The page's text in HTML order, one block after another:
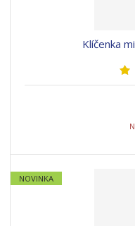
Klíčenka
NOVINKA